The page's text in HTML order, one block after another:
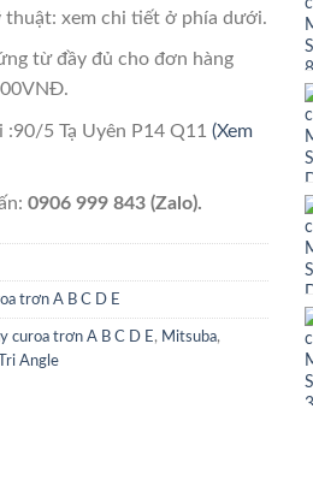
thuật: xem chi tiết ở phía dưới.
từ đầy đủ cho đơn hàng
:90/5 Tạ Uyên P14 Q11 (Xem
0906 999 843 (Zalo).
trơn A B C D E
curoa trơn A B C D E , Mitsuba,
Tri Angle